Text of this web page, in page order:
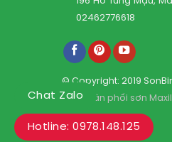
02462776618
© Copyright: 2019
Kho phân phối sơn
Chat Zalo
Hotline: 0978.148.125